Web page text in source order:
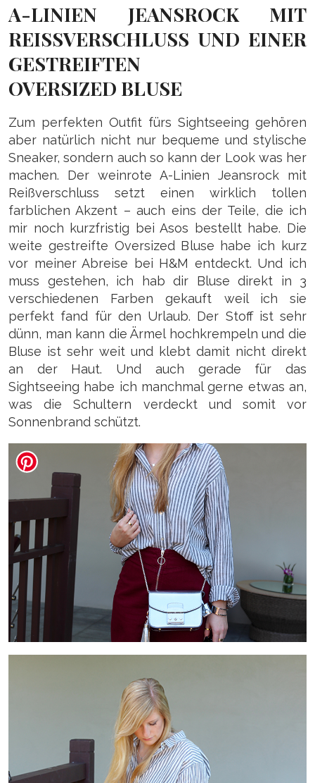
A-LINIEN JEANSROCK MIT
REISSVERSCHLUSS UND EINER G
ESTREIFTEN O
VERSIZED BLUSE
Zum perfekten Outfit fürs Sightseeing gehören
aber natürlich nicht nur bequeme und stylische
Sneaker, sondern auch so kann der Look was her
machen. Der weinrote A-Linien Jeansrock mit
Reißverschluss setzt einen wirklich tollen
farblichen Akzent – auch eins der Teile, die ich
mir noch kurzfristig bei Asos bestellt habe. Die
weite gestreifte Oversized Bluse habe ich kurz
vor meiner Abreise bei H&M entdeckt. Und ich
muss gestehen, ich hab dir Bluse direkt in 3
verschiedenen Farben gekauft weil ich sie
perfekt fand für den Urlaub. Der Stoff ist sehr
dünn, man kann die Ärmel hochkrempeln und die
Bluse ist sehr weit und klebt damit nicht direkt
an der Haut. Und auch gerade für das
Sightseeing habe ich manchmal gerne etwas an,
was die Schultern verdeckt und somit vor
Sonnenbrand schützt.